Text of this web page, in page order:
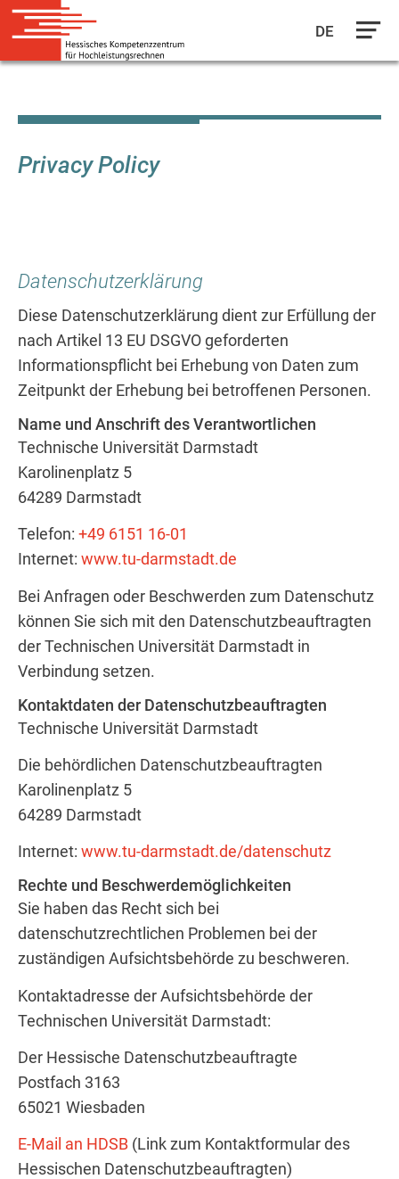
main
DE
Privacy Policy
Datenschutzerklärung
Diese Datenschutzerklärung dient zur Erfüllung der
nach Artikel 13 EU DSGVO geforderten
Informationspflicht bei Erhebung von Daten zum
Zeitpunkt der Erhebung bei betroffenen Personen.
Name und Anschrift des Verantwortlichen
Technische Universität Darmstadt
Karolinenplatz 5
64289 Darmstadt
Telefon: +49 6151 16-01
Internet: www.tu-darmstadt.de
Bei Anfragen oder Beschwerden zum Datenschutz
können Sie sich mit den Datenschutzbeauftragten
der Technischen Universität Darmstadt in
Verbindung setzen.
Kontaktdaten der Datenschutzbeauftragten
Technische Universität Darmstadt
Die behördlichen Datenschutzbeauftragten
Karolinenplatz 5
64289 Darmstadt
Internet: www.tu-darmstadt.de/datenschutz
Rechte und Beschwerdemöglichkeiten
Sie haben das Recht sich bei
datenschutzrechtlichen Problemen bei der
zuständigen Aufsichtsbehörde zu beschweren.
Kontaktadresse der Aufsichtsbehörde der
Technischen Universität Darmstadt:
Der Hessische Datenschutzbeauftragte
Postfach 3163
65021 Wiesbaden
E-Mail an HDSB (Link zum Kontaktformular des
Hessischen Datenschutzbeauftragten)